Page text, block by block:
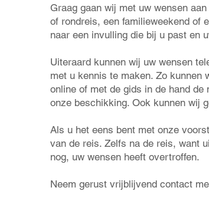
Graag gaan wij met uw wensen
of rondreis, een familieweekend
naar een invulling die bij u past en
Uiteraard kunnen wij uw wensen
met u kennis te maken. Zo kunnen
online of met de gids in de hand
onze beschikking. Ook kunnen wij
Als u het eens bent met onze
van de reis. Zelfs na de reis, want
nog, uw wensen heeft overtroffen.
Neem gerust vrijblijvend contact